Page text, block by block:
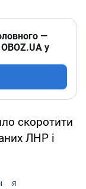
—
у
скоротити
ЛНР і